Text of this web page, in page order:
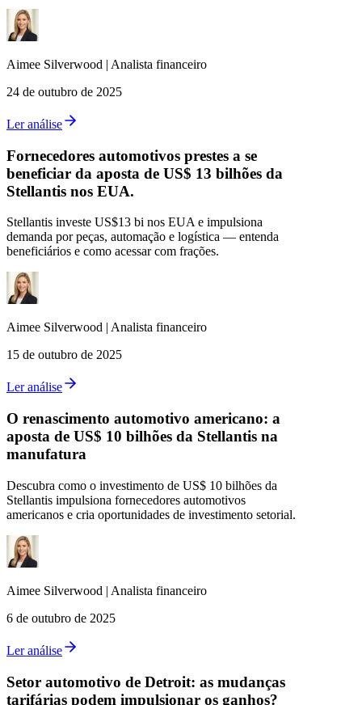
Aimee Silverwood | Analista financeiro
24 de outubro de 2025
Ler análise
Fornecedores automotivos prestes a se
beneficiar da aposta de US$ 13 bilhões da
Stellantis nos EUA.
Stellantis investe US$13 bi nos EUA e impulsiona
demanda por peças, automação e logística — entenda
beneficiários e como acessar com frações.
Aimee Silverwood Analista financeiro
15 de outubro de 2025
Ler análise
O renascimento automotivo americano: a
aposta de US$ 10 bilhões da Stellantis na
manufatura
Descubra como o investimento de US$ 10 bilhões da
Stellantis impulsiona fornecedores automotivos
americanos e cria oportunidades de investimento setorial.
Aimee Silverwood | Analista financeiro
6 de outubro de 2025
Ler análise
Setor automotivo de Detroit: as mudanças
tarifárias podem impulsionar os ganhos?